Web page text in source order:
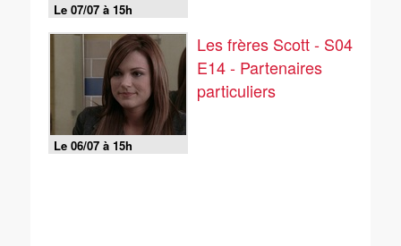
Le 07/07 à 15h
Le 06/07 à 15h
Les frères Scott - S04
E14 - Partenaires
particuliers